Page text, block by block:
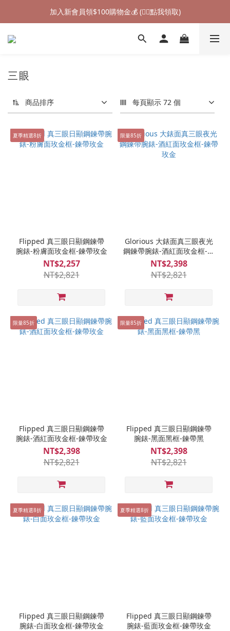
加入新會員領$100購物金💰 (👉🏻點我領取)
加入新會員領$100購物金💰 (👉🏻點我領取)
七夕情人節禮物❤85折起 (👉🏻點我探索)
三眼
商品排序 每頁顯示 72 個
夏季精選8折
Flipped 真三眼日顯鋼鍊帶
腕錶-粉膚面玫金框-鍊帶玫金
NT$2,257
NT$2,821
限量85折
Glorious 大錶面真三眼夜光
鋼鍊帶腕錶-酒紅面玫金框-鍊
帶玫金
NT$2,398
NT$2,821
限量85折
Flipped 真三眼日顯鋼鍊帶
腕錶-酒紅面玫金框-鍊帶玫金
NT$2,398
NT$2,821
限量85折
Flipped 真三眼日顯鋼鍊帶
腕錶-黑面黑框-鍊帶黑
NT$2,398
NT$2,821
夏季精選8折
Flipped 真三眼日顯鋼鍊帶
腕錶-白面玫金框-鍊帶玫金
夏季精選8折
Flipped 真三眼日顯鋼鍊帶
腕錶-藍面玫金框-鍊帶玫金